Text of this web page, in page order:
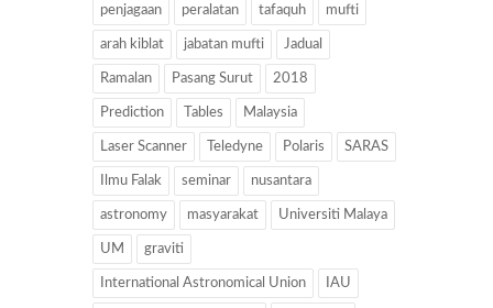
penjagaan peralatan tafaquh mufti
arah kiblat jabatan mufti Jadual
Ramalan Pasang Surut 2018
Prediction Tables Malaysia
Laser Scanner Teledyne Polaris SARAS
Ilmu Falak seminar nusantara
astronomy masyarakat Universiti Malaya
UM graviti
International Astronomical Union IAU